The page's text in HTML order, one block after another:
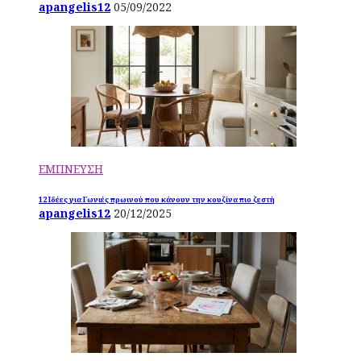
apangelis12 05/09/2022
ΕΜΠΝΕΥΣΗ
12 Ιδέες για Γωνιές πρωινού που κάνουν την κουζίνα πιο ζεστή
apangelis12 20/12/2025